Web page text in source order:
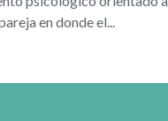
en donde el...